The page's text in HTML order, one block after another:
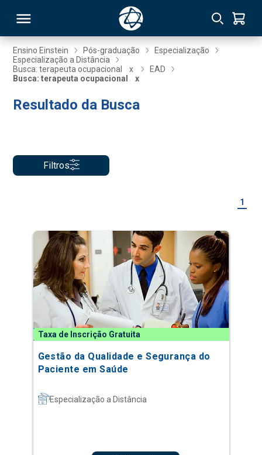
Ensino Einstein Pós-graduação
Especialização
Especialização a Distância
Busca: terapeuta ocupacional
x
EAD
Busca: terapeuta ocupacional
x
Resultado da Busca
Filtros
1
Taxa de Inscrição Gratuita
Gestão da Qualidade e Segurança do
Paciente em Saúde
Especialização a Distância